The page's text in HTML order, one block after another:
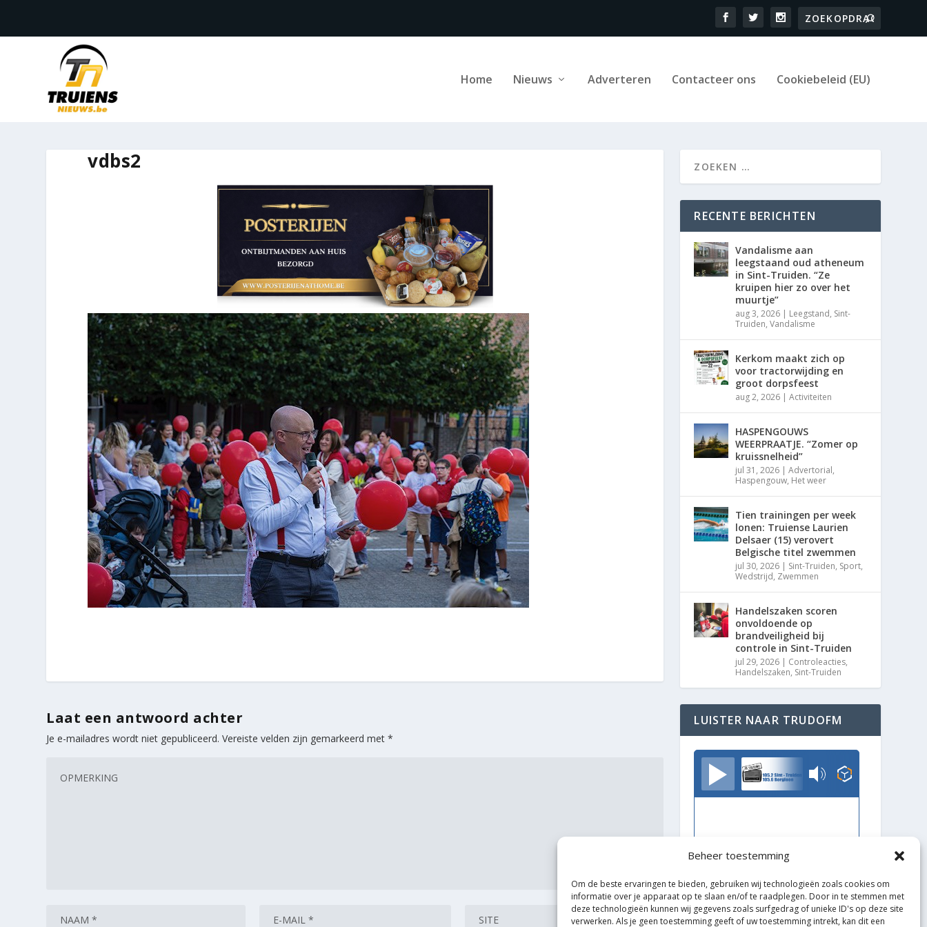
Beheer toestemming
Om de beste ervaringen te bieden, gebruiken wij technologieën zoals cookies om
informatie over je apparaat op te slaan en/of te raadplegen. Door in te stemmen met
deze technologieën kunnen wij gegevens zoals surfgedrag of unieke ID's op deze site
verwerken. Als je geen toestemming geeft of uw toestemming intrekt, kan dit een
Home Nieuws Adverteren Contacteer ons Cookiebeleid (EU)
vdbs2
Laat een antwoord achter
Je e-mailadres wordt niet gepubliceerd. Vereiste velden zijn gemarkeerd met*
RECENTE BERICHTEN
Vandalisme aan
leegstaand oud atheneum
in Sint-Truiden. “Ze
kruipen hier zo over het
muurtje”
aug 3, 2026 | Leegstand, Sint-
Truiden,Vandalisme
Kerkom maakt zich op
voor tractorwijding en
groot dorpsfeest
aug 2, 2026 |Activiteiten
HASPENGOUWS
WEERPRAATJE. “Zomer op
kruissnelheid”
jul 31, 2026 |Advertorial,
Haspengouw, Het weer
Tien trainingen per week
lonen: Truiense Laurien
Delsaer (15) verovert
Belgische titel zwemmen
jul 30, 2026 | Sint-Truiden, Sport,
Wedstrijd, Zwemmen
Handelszaken scoren
onvoldoende op
brandveiligheid bij
controle in Sint-Truiden
jul 29, 2026 | Controleacties,
Handelszaken, Sint-Truiden
LUISTER NAAR TRUDOFM
TrudoFM